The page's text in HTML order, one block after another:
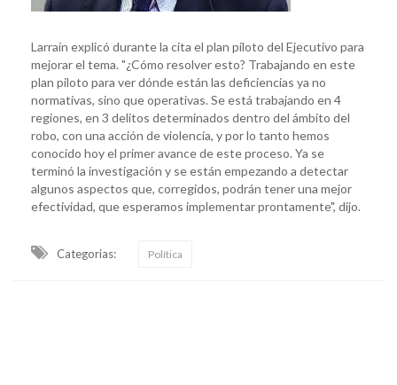
Larraín explicó durante la cita el plan piloto del Ejecutivo para
mejorar el tema. "¿Cómo resolver esto? Trabajando en este
plan piloto para ver dónde están las deficiencias ya no
normativas, sino que operativas. Se está trabajando en 4
regiones, en 3 delitos determinados dentro del ámbito del
robo, con una acción de violencia, y por lo tanto hemos
conocido hoy el primer avance de este proceso. Ya se
terminó la investigación y se están empezando a detectar
algunos aspectos que, corregidos, podrán tener una mejor
efectividad, que esperamos implementar prontamente", dijo.
Categorias: Política